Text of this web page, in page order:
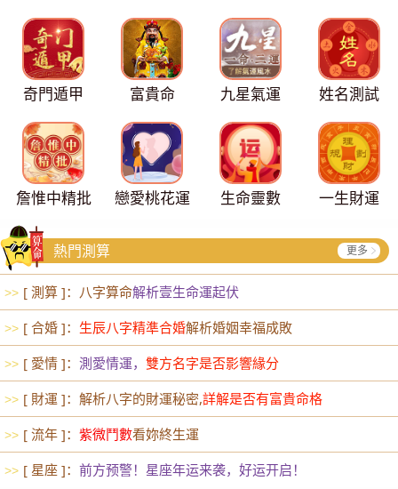
奇門遁甲 富貴命 九星氣運 姓名測試
詹惟中精批 戀愛桃花運 生命靈數 一生財運
熱門測算 更多
>> [ 測算 ]：八字算命解析壹生命運起伏
>> [ 合婚 ]： 生辰八字精準合婚解析婚姻幸福成敗
>> [ 愛情 ]： 測愛情運， 雙方名字是否影響緣分
>> [ 財運 ]：解析八字的財運秘密,詳解是否有富貴命格
>> [ 流年 ]： 紫微鬥數看妳終生運
>> [ 星座 ]： 前方预警！星座年运来袭，好运开启！